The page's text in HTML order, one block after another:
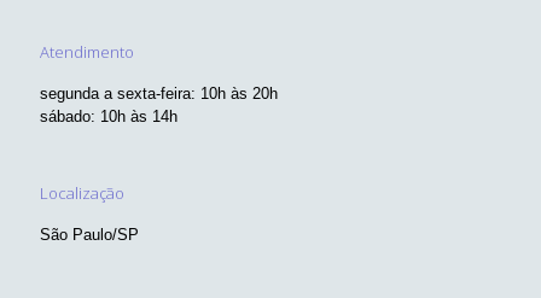
Atendimento
segunda a sexta-feira: 10h às 20h
sábado: 10h às 14h
Localização
São Paulo/SP